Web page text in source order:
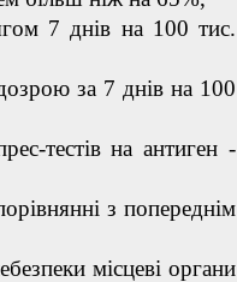
7 днів на 100 тис.
за 7 днів на 100
тестів на антиген -
з попереднім
місцеві органи